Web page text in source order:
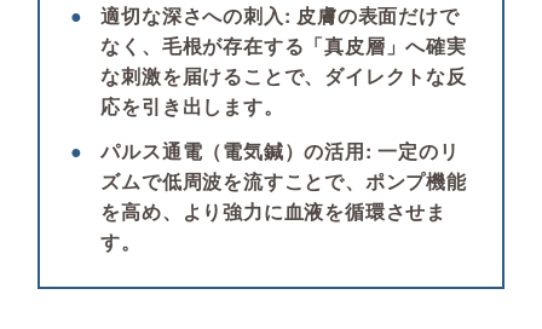
●
適切な深さへの刺入: 皮膚の表面だけで
なく、毛根が存在する「真皮層」へ確実
な刺激を届けることで、ダイレクトな反
応を引き出します。
●
パルス通電（電気鍼）の活用: 一定のリ
ズムで低周波を流すことで、ポンプ機能
を高め、より強力に血液を循環させま
す。